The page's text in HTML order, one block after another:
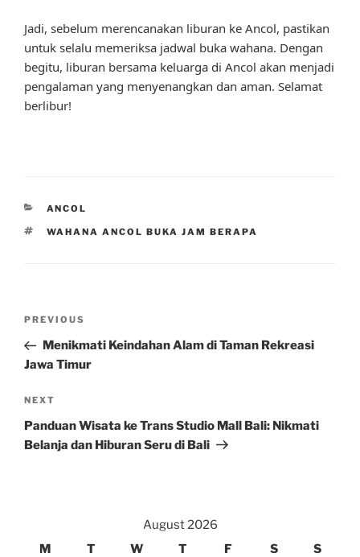
Jadi, sebelum merencanakan liburan ke Ancol, pastikan
untuk selalu memeriksa jadwal buka wahana. Dengan
begitu, liburan bersama keluarga di Ancol akan menjadi
pengalaman yang menyenangkan dan aman. Selamat
berlibur!
CATEGORIES
ANCOL
TAGS
WAHANA ANCOL BUKA JAM BERAPA
Previous
Post
PREVIOUS
Menikmati Keindahan Alam di Taman Rekreasi
Jawa Timur
Next
Post
NEXT
Panduan Wisata ke Trans Studio Mall Bali: Nikmati
Belanja dan Hiburan Seru di Bali
August 2026
M
T W T F S S